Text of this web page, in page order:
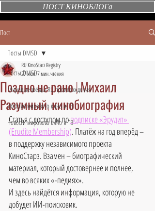
ПОСТ КИНОБЛОГа
Пост
Посты DMSD
Мировые звёзды RU происхождения
История мирового кино и ТВ
Новости мирового кино и ТВ
Посты DMSD
Поздно не рано | Михаил
Разумный, кинобиография
RU KinoStarz Registry
27 июл.7 мин. чтения
Статья с доступом по подписке «Эрудит»
(Erudite Membership). Платёж на год вперёд –
в поддержку независимого проекта
КиноСтарз. Взамен – биографический
материал, который достовернее и полнее,
чем во всяких «-педиях».
И здесь найдётся информация, которую не
добудет ИИ-поисковик.